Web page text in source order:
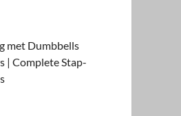
met Dumbbells
| Complete Stap-